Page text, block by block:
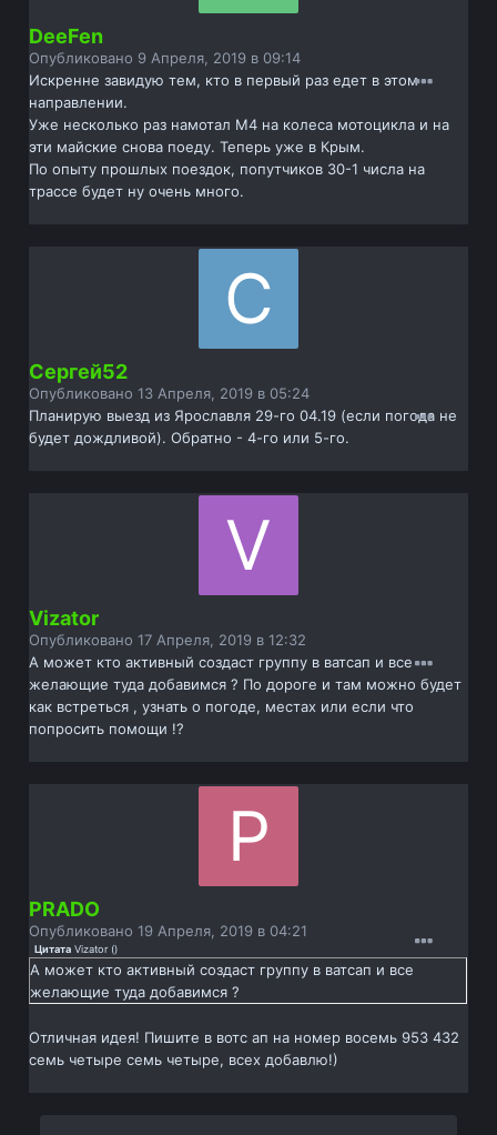
DeeFen
Опубликовано 9 Апреля, 2019 в 09:14
Искренне завидую тем, кто в первый раз едет в этом
направлении.
Уже несколько раз намотал М4 на колеса мотоцикла и на
эти майские снова поеду. Теперь уже в Крым.
По опыту прошлых поездок, попутчиков 30-1 числа на
трассе будет ну очень много.
Сергей52
Опубликовано13 Апреля, 2019 в 05:24
Планирую выезд из Ярославля 29-го 04.19 (если погода не
будет дождливой). Обратно - 4-го или 5-го.
Vizator
Опубликовано17 Апреля, 2019 в 12:32
А может кто активный создаст группу в ватсап и все
желающие туда добавимся ? По дороге и там можно будет
как встреться , узнать о погоде, местах или если что
попросить помощи !?
PRADO
Опубликовано19 Апреля, 2019 в 04:21
Цитата Vizator()
А может кто активный создаст группу в ватсап и все
желающие туда добавимся ?
Отличная идея! Пишите в вотс ап на номер восемь 953 432
семь четыре семь четыре, всех добавлю!)